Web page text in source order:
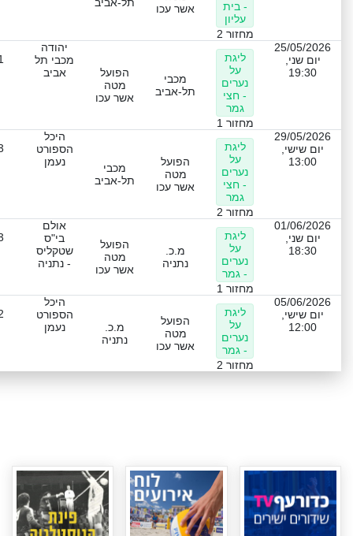
- בית
עליון
מחזור 2
אשר עכו
25/05/2026
יום שני,
19:30
ליגת
על
נערים
- חצי
גמר
מחזור 1
מכבי
תל-אביב
הפועל
מטה
אשר עכו
יהודה
מכבי תל
אביב
29/05/2026
יום שישי,
13:00
ליגת
על
נערים
- חצי
גמר
מחזור 2
הפועל
מטה
אשר עכו
מכבי
תל-אביב
היכל
הספורט
נעמן
01/06/2026
יום שני,
18:30
ליגת
על
נערים
- גמר
מחזור 1
מ.כ.
נתניה
הפועל
מטה
אשר עכו
אולם
בי"ס
שטקליס
- נתניה
05/06/2026
יום שישי,
12:00
ליגת
על
נערים
- גמר
מחזור 2
הפועל
מטה
אשר עכו
מ.כ.
נתניה
היכל
הספורט
נעמן